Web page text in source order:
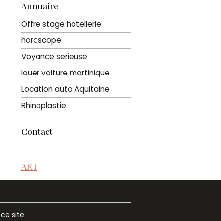
Annuaire
Offre stage hotellerie
horoscope
Voyance serieuse
louer voiture martinique
Location auto Aquitaine
Rhinoplastie
Contact
ART
site